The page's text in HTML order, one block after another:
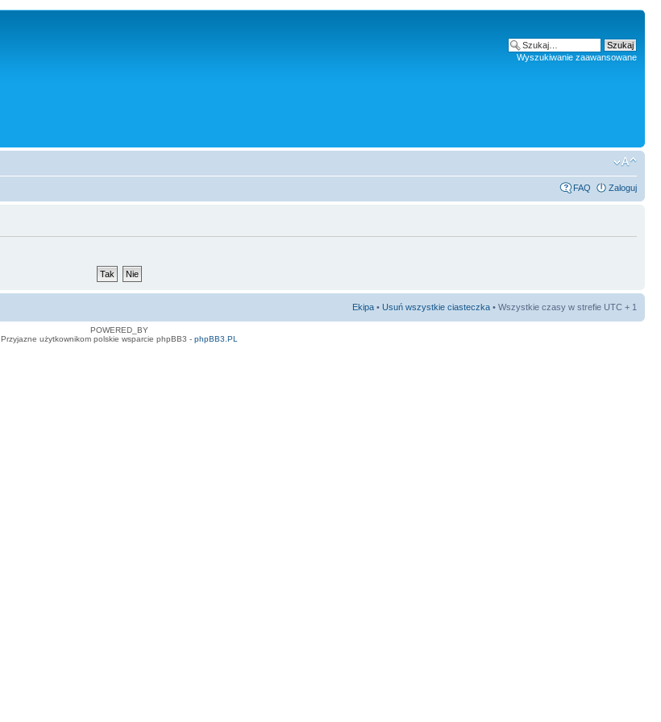
Wyszukiwanie zaawansowane
FAQ Zaloguj
Ekipa • Usuń wszystkie ciasteczka • Wszystkie czasy w strefie UTC + 1
POWERED_BY
Przyjazne użytkownikom polskie wsparcie phpBB3 - phpBB3.PL